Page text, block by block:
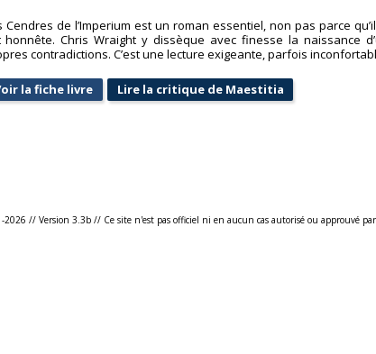
Cendres de l’Imperium est un roman essentiel, non pas parce
honnête. Chris Wraight y dissèque avec finesse la naissance
contradictions. C’est une lecture exigeante, parfois
la fiche livre Lire la critique de Maestitia
2026 // Version 3.3b // Ce site n'est pas officiel ni en aucun cas autorisé ou approuvé